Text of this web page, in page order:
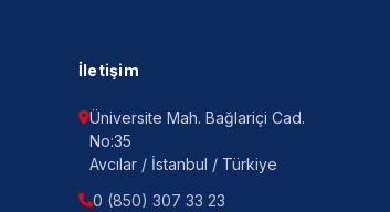
İletişim
Üniversite Mah. Bağlariçi Cad.
No:35
Avcılar / İstanbul / Türkiye
0 (850) 307 33 23